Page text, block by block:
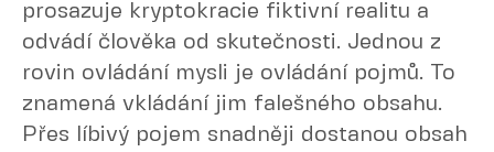
prosazuje kryptokracie fiktivní realitu a
odvádí člověka od skutečnosti. Jednou z
rovin ovládání mysli je ovládání pojmů. To
znamená vkládání jim falešného obsahu.
Přes líbivý pojem snadněji dostanou obsah